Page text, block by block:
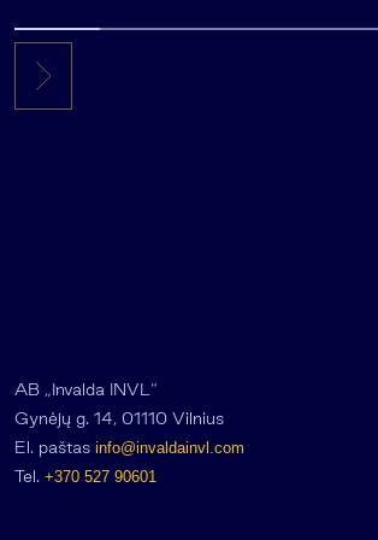
AB „Invalda INVL“
Gynėjų g. 14, 01110 Vilnius
El. paštas info@invaldainvl.com
Tel. +370 527 90601